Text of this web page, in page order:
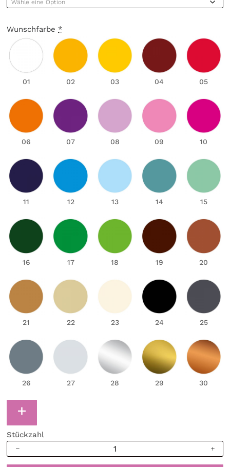
Wunschfarbe *
01 02 03 04 05
06 07 08 09 10
11 12 13 14 15
16 17 18 19 20
21 22 23 24 25
26 27 28 29 30
Stückzahl
Skyline